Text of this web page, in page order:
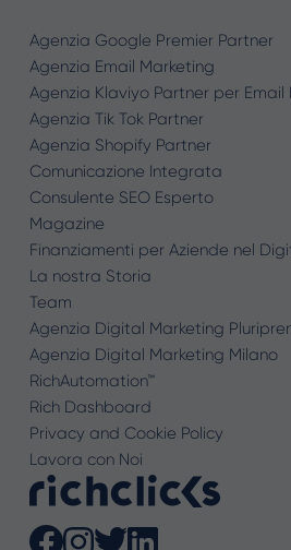
Agenzia Google Premier Partner
Agenzia Email Marketing
Agenzia Klaviyo Partner per Email
Agenzia Tik Tok Partner
Agenzia Shopify Partner
Comunicazione Integrata
Consulente SEO Esperto
Magazine
Finanziamenti per Aziende nel
La nostra Storia
Team
Agenzia Digital Marketing
Agenzia Digital Marketing Milano
RichAutomation™
Rich Dashboard
Privacy and Cookie Policy
Lavora con Noi